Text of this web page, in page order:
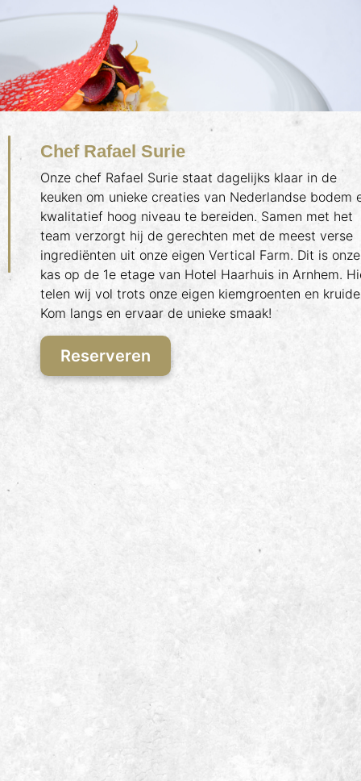
Chef Rafael Surie
Onze chef Rafael Surie staat dagelijks klaar in de
keuken om unieke creaties van Nederlandse bodem
kwalitatief hoog niveau te bereiden. Samen met het
team verzorgt hij de gerechten met de meest verse
ingrediënten uit onze eigen Vertical Farm. Dit is onze
kas op de 1e etage van Hotel Haarhuis in Arnhem.
telen wij vol trots onze eigen kiemgroenten en
Kom langs en ervaar de unieke smaak!
Reserveren